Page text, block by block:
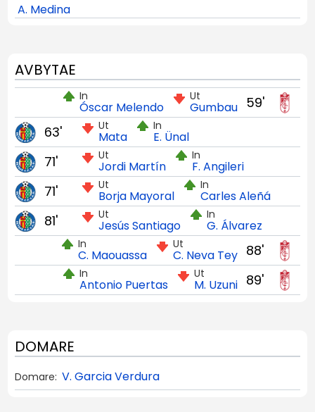
A. Medina
AVBYTAE
59'
Ut
Gumbau
In
Óscar Melendo
Ut
Mata
In
E. Ünal
63'
Ut
Jordi Martín
In
F. Angileri
71'
Ut
Borja Mayoral
In
Carles Aleñá
71'
Ut
Jesús Santiago
In
G. Álvarez
81'
88'
Ut
C. Neva Tey
In
C. Maouassa
89'
Ut
M. Uzuni
In
Antonio Puertas
DOMARE
Domare: V. Garcia Verdura